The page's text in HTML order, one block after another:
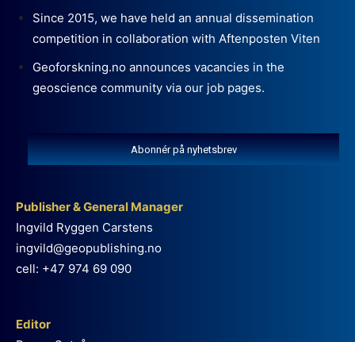
Since 2015, we have held an annual dissemination
competition in collaboration with Aftenposten Viten
Geoforskning.no announces vacancies in the
geoscience community via our job pages.
Abonnér på nyhetsbrev
Publisher & General Manager
Ingvild Ryggen Carstens
ingvild@geopublishing.no
cell: +47 974 69 090
Editor